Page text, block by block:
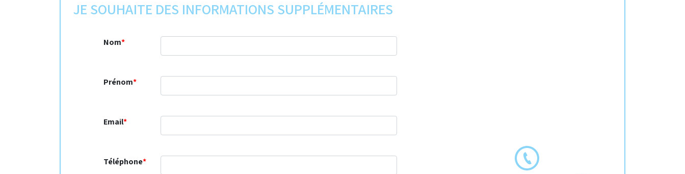
JE SOUHAITE DES INFORMATIONS SUPPLÉMENTAIRES
Nom*
Prénom*
Email*
Téléphone*